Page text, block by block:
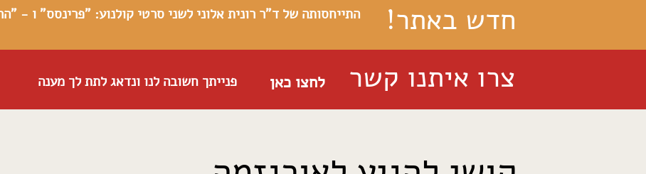
חדש באתר! התייחסותה של ד"ר רונית אלוני לשני סרטי קולנוע: "פרינסס" ו -
פנייתך חשובה לנו ונדאג לתת לך מענה לחצו כאן צרו איתנו קשר